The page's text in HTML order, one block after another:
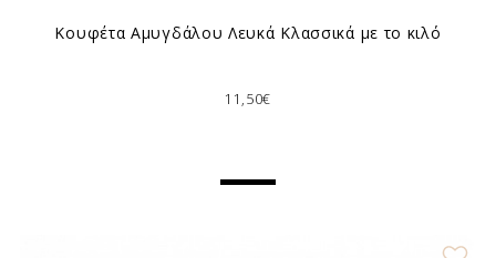
Κουφέτα Αμυγδάλου Λευκά Κλασσικά με το κιλό
11,50€